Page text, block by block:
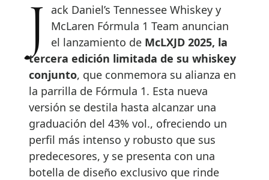
Jack Daniel’s Tennessee Whiskey y
McLaren Fórmula 1 Team anuncian
el lanzamiento de McLXJD 2025, la
tercera edición limitada de su whiskey
conjunto, que conmemora su alianza en
la parrilla de Fórmula 1. Esta nueva
versión se destila hasta alcanzar una
graduación del 43% vol., ofreciendo un
perfil más intenso y robusto que sus
predecesores, y se presenta con una
botella de diseño exclusivo que rinde